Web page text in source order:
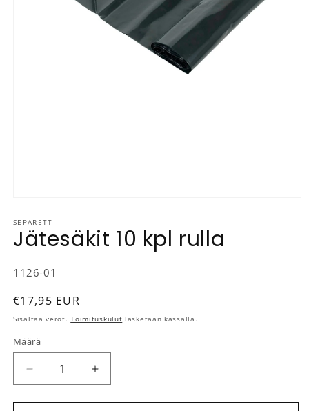
SEPARETT
Jätesäkit 10 kpl rulla
SKU-koodi:
1126-01
Normaalihinta
€17,95 EUR
Sisältää verot.Toimituskulut lasketaan kassalla.
Määrä
Määrä
Vähennä tuotteen Jätesäkit 10 kpl rulla määrää
Lisää tuotteen Jätesäkit 10 kpl rulla